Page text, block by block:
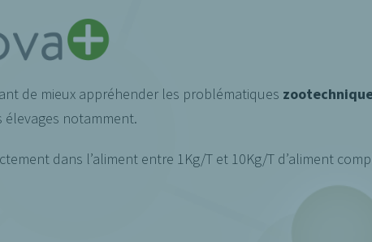
de mieux appréhender les problématiques
élevages notamment.
dans l’aliment entre 1Kg/T et 10Kg/T d’aliment